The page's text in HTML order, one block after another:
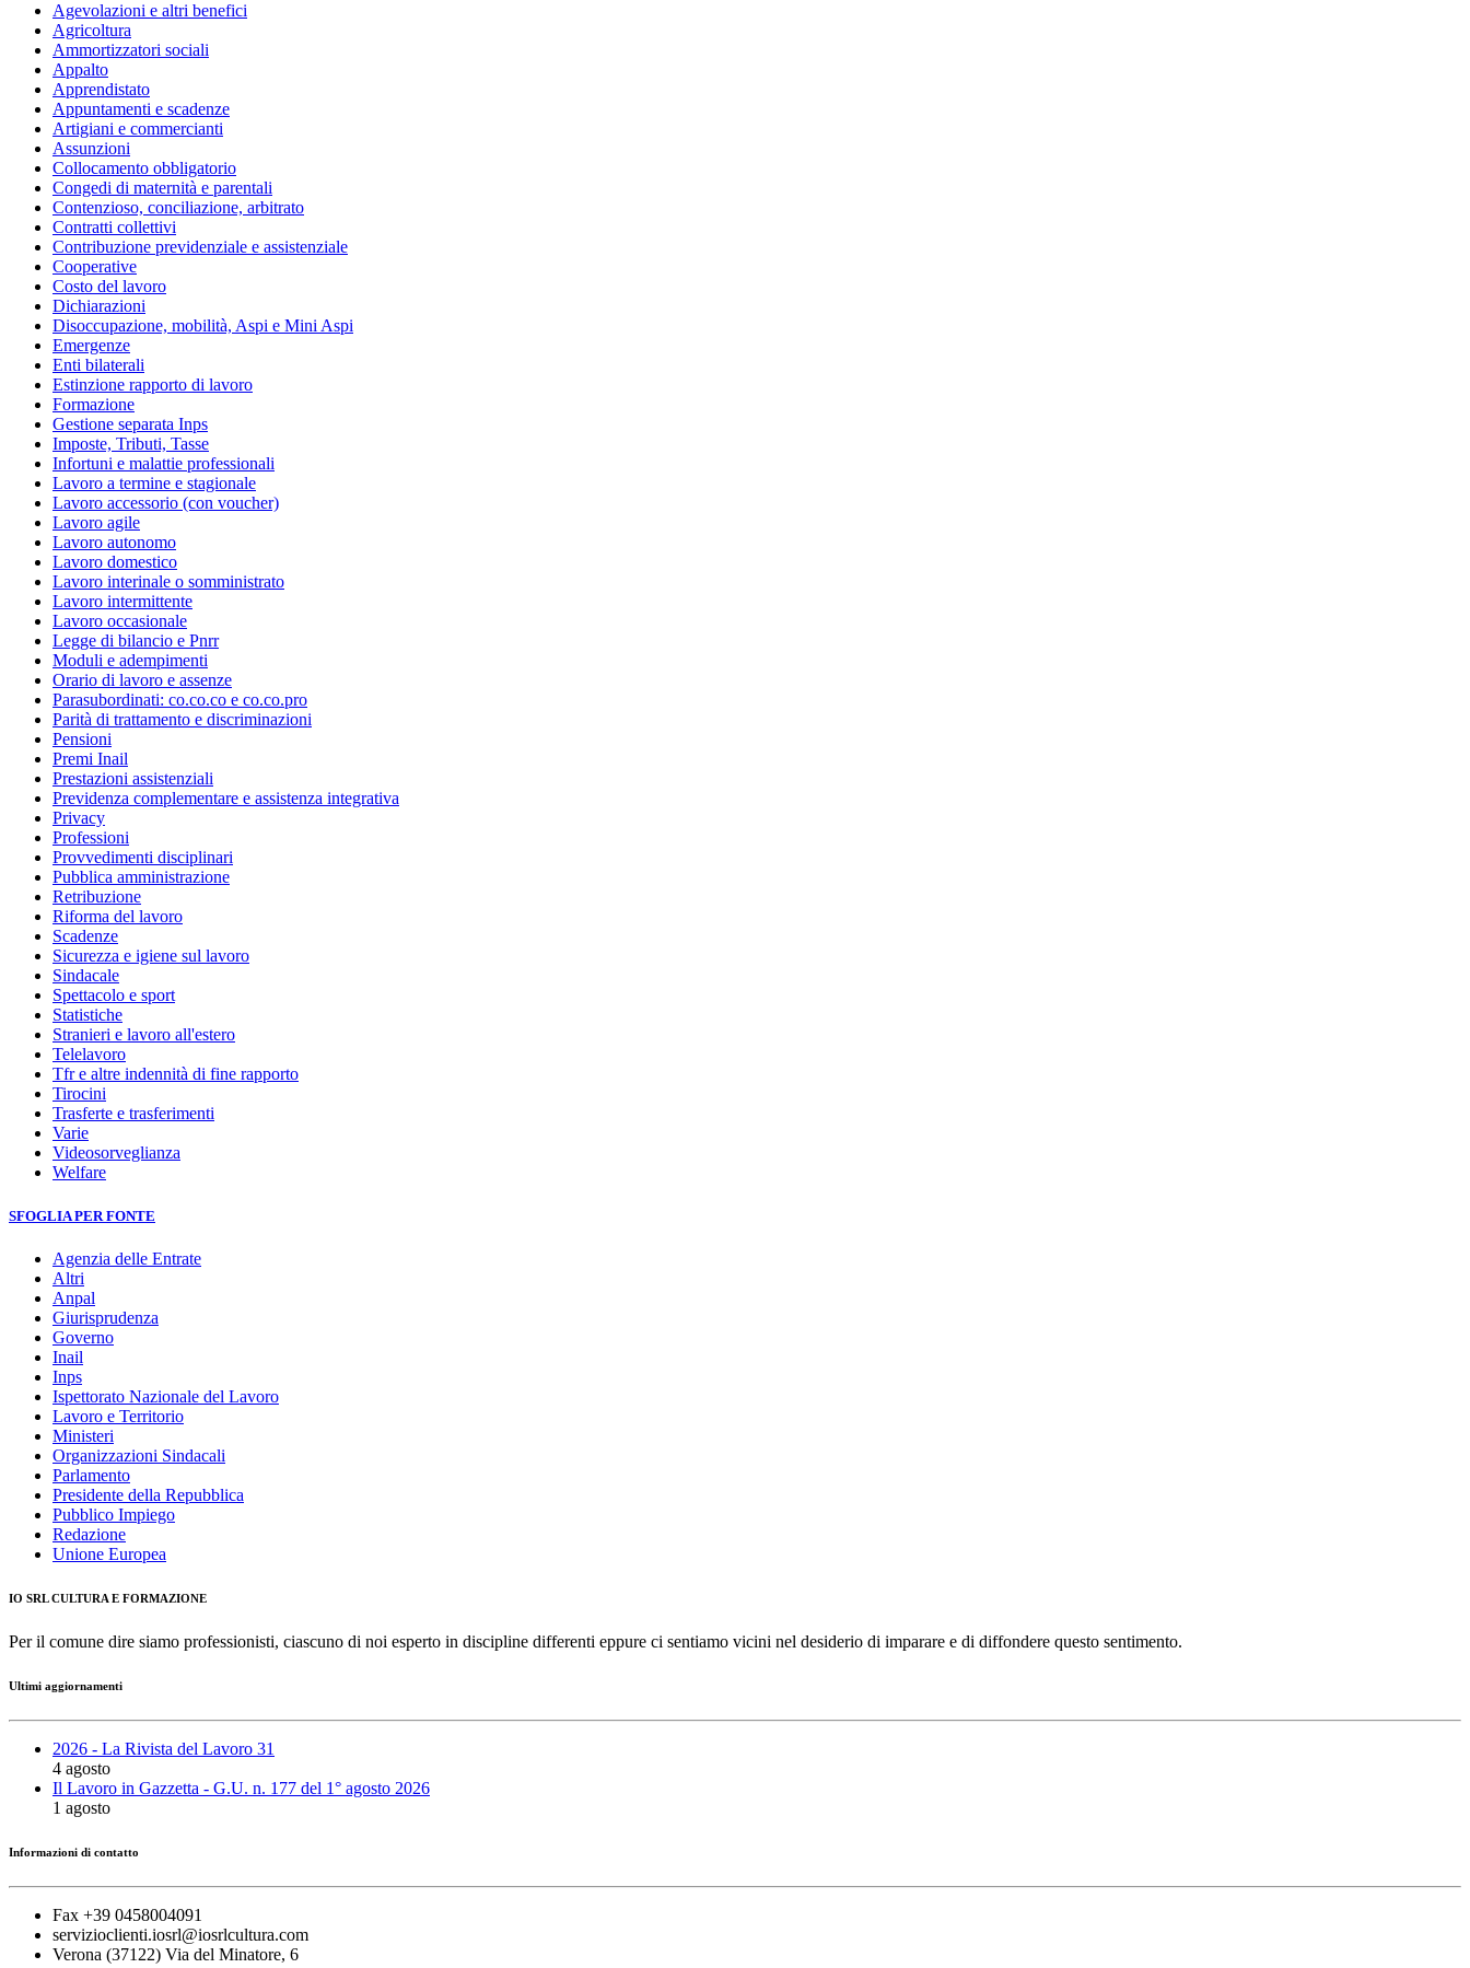
Agevolazioni e altri benefici
Agricoltura
Ammortizzatori sociali
Appalto
Apprendistato
Appuntamenti e scadenze
Artigiani e commercianti
Assunzioni
Collocamento obbligatorio
Congedi di maternità e parentali
Contenzioso, conciliazione, arbitrato
Contratti collettivi
Contribuzione previdenziale e assistenziale
Cooperative
Costo del lavoro
Dichiarazioni
Disoccupazione, mobilità, Aspi e Mini Aspi
Emergenze
Enti bilaterali
Estinzione rapporto di lavoro
Formazione
Gestione separata Inps
Imposte, Tributi, Tasse
Infortuni e malattie professionali
Lavoro a termine e stagionale
Lavoro accessorio (con voucher)
Lavoro agile
Lavoro autonomo
Lavoro domestico
Lavoro interinale o somministrato
Lavoro intermittente
Lavoro occasionale
Legge di bilancio e Pnrr
Moduli e adempimenti
Orario di lavoro e assenze
Parasubordinati: co.co.co e co.co.pro
Parità di trattamento e discriminazioni
Pensioni
Premi Inail
Prestazioni assistenziali
Previdenza complementare e assistenza integrativa
Privacy
Professioni
Provvedimenti disciplinari
Pubblica amministrazione
Retribuzione
Riforma del lavoro
Scadenze
Sicurezza e igiene sul lavoro
Sindacale
Spettacolo e sport
Statistiche
Stranieri e lavoro all'estero
Telelavoro
Tfr e altre indennità di fine rapporto
Tirocini
Trasferte e trasferimenti
Varie
Videosorveglianza
Welfare
SFOGLIA PER FONTE
Agenzia delle Entrate
Altri
Anpal
Giurisprudenza
Governo
Inail
Inps
Ispettorato Nazionale del Lavoro
Lavoro e Territorio
Ministeri
Organizzazioni Sindacali
Parlamento
Presidente della Repubblica
Pubblico Impiego
Redazione
Unione Europea
IO SRL CULTURA E FORMAZIONE
Per il comune dire siamo professionisti, ciascuno di noi esperto in discipline differenti eppure ci sentiamo vicini nel desiderio di imparare e di diffondere questo sentimento.
Ultimi aggiornamenti
2026 - La Rivista del Lavoro 31
4 agosto
Il Lavoro in Gazzetta - G.U. n. 177 del 1° agosto 2026
1 agosto
Informazioni di contatto
Fax +39 0458004091
servizioclienti.iosrl@iosrlcultura.com
Verona (37122) Via del Minatore, 6